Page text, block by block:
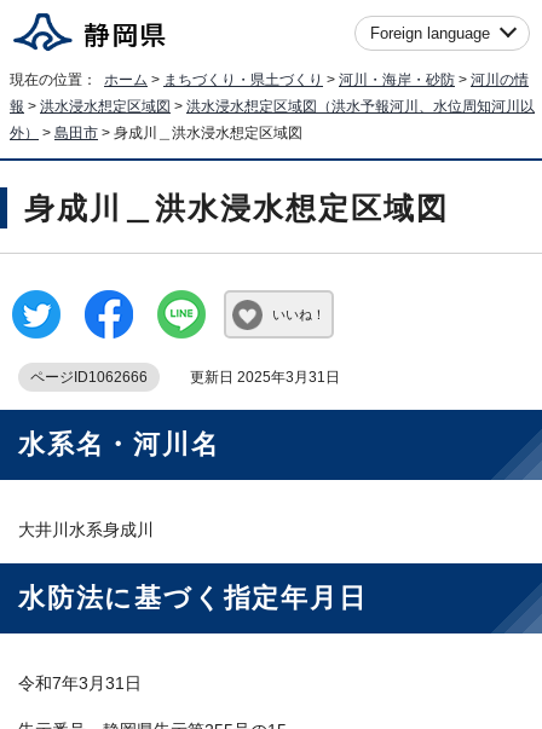
Foreign language
現在の位置： ホーム > まちづくり・県土づくり > 河川・海岸・砂防 > 河川の情
報 > 洪水浸水想定区域図 > 洪水浸水想定区域図（洪水予報河川、水位周知河川以
外）
> 島田市 > 身成川＿洪水浸水想定区域図
身成川＿洪水浸水想定区域図
いいね！
ページID1062666 更新日 2025年3月31日
水系名・河川名
大井川水系身成川
水防法に基づく指定年月日
令和7年3月31日